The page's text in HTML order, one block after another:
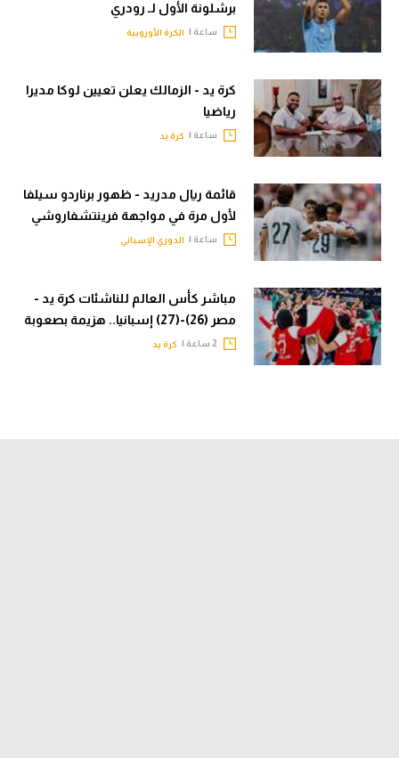
برشلونة الأول لـ رودري
ساعة | الكرة الأوروبية
كرة يد - الزمالك يعلن تعيين لوكا مديرا
رياضيا
ساعة | كرة يد
قائمة ريال مدريد - ظهور برناردو سيلفا
لأول مرة في مواجهة فرينتشفاروشي
ساعة | الدوري الإسباني
مباشر كأس العالم للناشئات كرة يد -
مصر (26)-(27) إسبانيا.. هزيمة بصعوبة
كرة يد